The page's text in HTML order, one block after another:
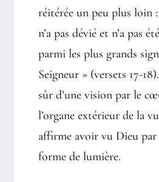
réitérée un peu plus loin
n’a pas dévié et n’a pas
parmi les plus grands
Seigneur » (versets 17-
sûr d’une vision par le
l’organe extérieur de la
affirme avoir vu Dieu par
forme de lumière.